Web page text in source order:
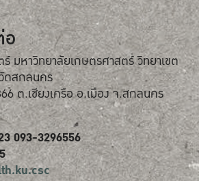
อ
มหาวิทยาลัยเกษตรศาสตร์ วิทยาเขต
ดสกลนคร
ต.เชียงเครือ อ.เมือง จ.สกลนคร
093-3296556